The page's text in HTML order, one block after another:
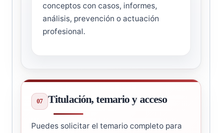
conceptos con casos, informes,
análisis, prevención o actuación
profesional.
Titulación, temario y acceso
Puedes solicitar el temario completo para